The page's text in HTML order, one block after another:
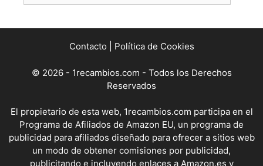
Contacto Política de Cookies
© 2026 - 1recambios.com - Todos los Derechos
Reservados
El propietario de esta web, 1recambios.com participa en el
Programa de Afiliados de Amazon EU, un programa de
publicidad para afiliados diseñado para ofrecer a sitios web
un modo de obtener comisiones por publicidad,
publicitando e incluyendo enlaces a Amazon.es y